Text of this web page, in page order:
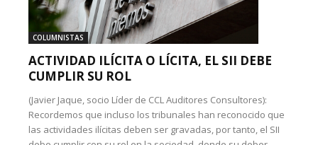
COLUMNISTAS
ACTIVIDAD ILÍCITA O LÍCITA, EL SII DEBE
CUMPLIR SU ROL
(Javier Jaque, socio Líder de CCL Auditores Consultores):
Recordemos que incluso los tribunales han reconocido que
las actividades ilícitas deben ser gravadas, por tanto, el SII